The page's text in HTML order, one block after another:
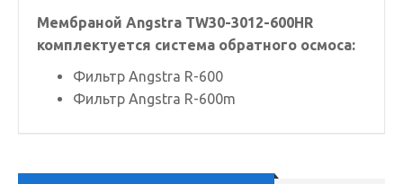
Мембраной Angstra TW30-3012-600HR
комплектуется система обратного осмоса:
Фильтр Angstra R-600
Фильтр Angstra R-600m